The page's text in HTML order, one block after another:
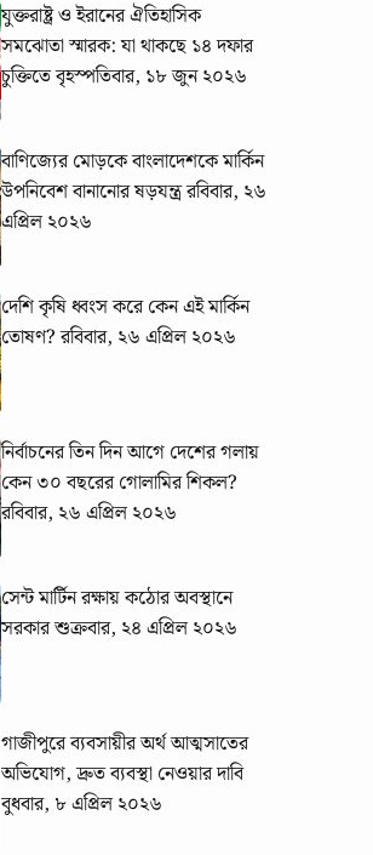
যুক্তরাষ্ট্র ও ইরানের ঐতিহাসিক
সমঝোতা স্মারক: যা থাকছে ১৪ দফার
চুক্তিতেবৃহস্পতিবার, ১৮ জুন ২০২৬
বাণিজ্যের মোড়কে বাংলাদেশকে মার্কিন
উপনিবেশ বানানোর ষড়যন্ত্ররবিবার, ২৬
এপ্রিল ২০২৬
দেশি কৃষি ধ্বংস করে কেন এই মার্কিন
তোষণ? রবিবার, ২৬ এপ্রিল ২০২৬
নির্বাচনের তিন দিন আগে দেশের গলায়
কেন ৩০ বছরের গোলামির শিকল?
রবিবার, ২৬ এপ্রিল ২০২৬
সেন্ট মার্টিন রক্ষায় কঠোর অবস্থানে
সরকারশুক্রবার, ২৪ এপ্রিল ২০২৬
গাজীপুরে ব্যবসায়ীর অর্থ আত্মসাতের
অভিযোগ, দ্রুত ব্যবস্থা নেওয়ার দাবি
বুধবার, ৮ এপ্রিল ২০২৬